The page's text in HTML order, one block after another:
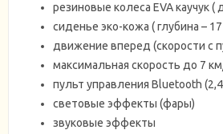
резиновые колеса EVA каучук
сиденье эко-кожа ( глубина –
движение вперед (скорости с
максимальная скорость до 7
пульт управления Bluetooth (2,4
световые эффекты (фары)
звуковые эффекты